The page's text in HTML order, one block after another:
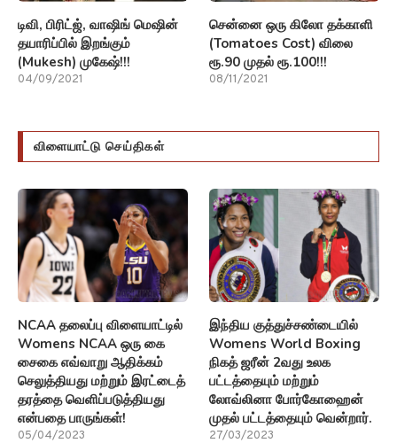
டிவி, பிரிட்ஜ், வாஷிங் மெஷின்
தயாரிப்பில் இறங்கும்
(Mukesh) முகேஷ்!!!
04/09/2021
சென்னை ஒரு கிலோ தக்காளி
(Tomatoes Cost) விலை
ரூ.90 முதல் ரூ.100!!!
08/11/2021
விளையாட்டு செய்திகள்
NCAA தலைப்பு விளையாட்டில்
Womens NCAA ஒரு கை
சைகை எவ்வாறு ஆதிக்கம்
செலுத்தியது மற்றும் இரட்டைத்
தரத்தை வெளிப்படுத்தியது
என்பதை பாருங்கள்!
05/04/2023
இந்திய குத்துச்சண்டையில்
Womens World Boxing
நிகத் ஜரீன் 2வது உலக
பட்டத்தையும் மற்றும்
லோவ்லினா போர்கோஹைன்
முதல் பட்டத்தையும் வென்றார்.
27/03/2023